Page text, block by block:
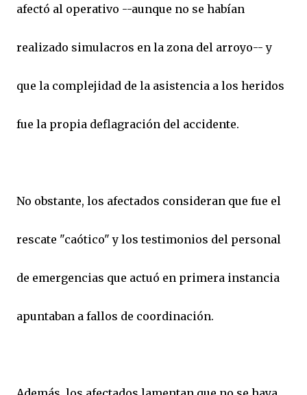
afectó al operativo --aunque no se habían
realizado simulacros en la zona del arroyo-- y
que la complejidad de la asistencia a los heridos
fue la propia deflagración del accidente.
No obstante, los afectados consideran que fue el
rescate "caótico" y los testimonios del personal
de emergencias que actuó en primera instancia
apuntaban a fallos de coordinación.